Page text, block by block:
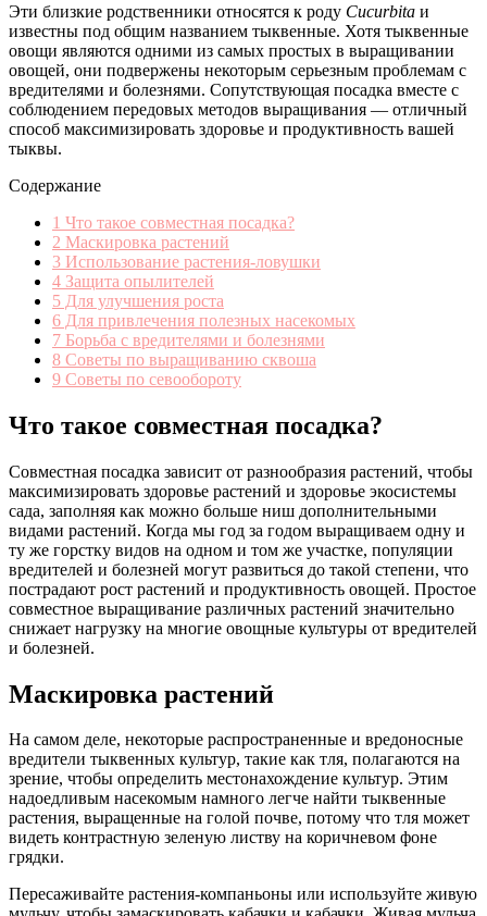
Эти близкие родственники относятся к роду Cucurbita и
известны под общим названием тыквенные. Хотя тыквенные
овощи являются одними из самых простых в выращивании
овощей, они подвержены некоторым серьезным проблемам с
вредителями и болезнями. Сопутствующая посадка вместе с
соблюдением передовых методов выращивания — отличный
способ максимизировать здоровье и продуктивность вашей
тыквы.
Содержание
1 Что такое совместная посадка?
2 Маскировка растений
3 Использование растения-ловушки
4 Защита опылителей
5 Для улучшения роста
6 Для привлечения полезных насекомых
7 Борьба с вредителями и болезнями
8 Советы по выращиванию сквоша
9 Советы по севообороту
Что такое совместная посадка?
Совместная посадка зависит от разнообразия растений, чтобы
максимизировать здоровье растений и здоровье экосистемы
сада, заполняя как можно больше ниш дополнительными
видами растений. Когда мы год за годом выращиваем одну и
ту же горстку видов на одном и том же участке, популяции
вредителей и болезней могут развиться до такой степени, что
пострадают рост растений и продуктивность овощей. Простое
совместное выращивание различных растений значительно
снижает нагрузку на многие овощные культуры от вредителей
и болезней.
Маскировка растений
На самом деле, некоторые распространенные и вредоносные
вредители тыквенных культур, такие как тля, полагаются на
зрение, чтобы определить местонахождение культур. Этим
надоедливым насекомым намного легче найти тыквенные
растения, выращенные на голой почве, потому что тля может
видеть контрастную зеленую листву на коричневом фоне
грядки.
Пересаживайте растения-компаньоны или используйте живую